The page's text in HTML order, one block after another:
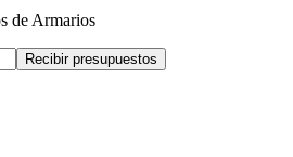
de Armarios
Recibir presupuestos